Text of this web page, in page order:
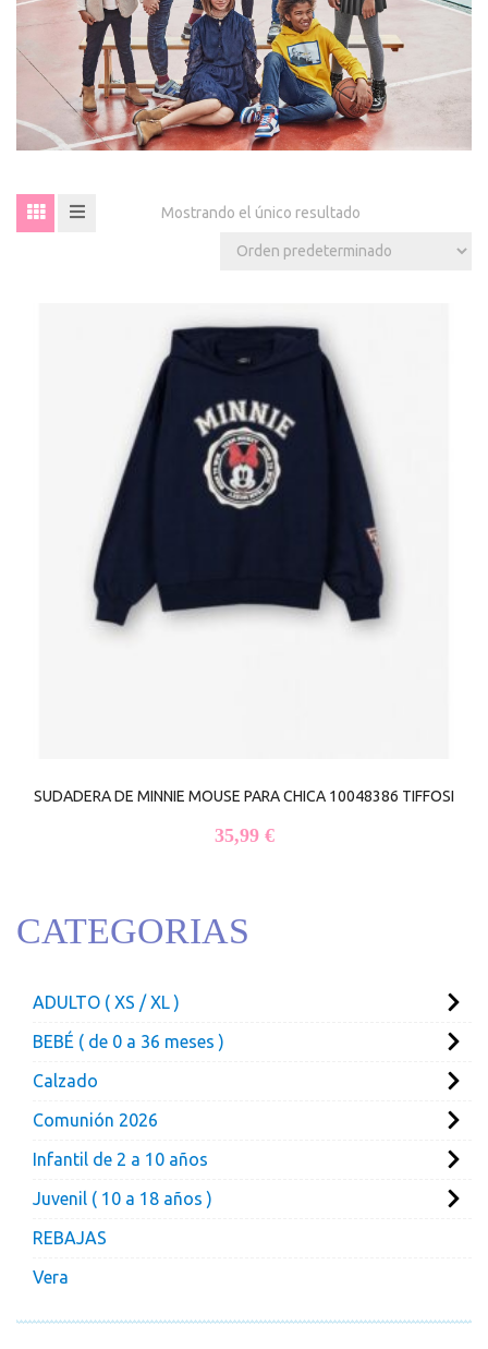
Mostrando el único resultado
SUDADERA DE MINNIE MOUSE PARA CHICA 10048386 TIFFOSI
35,99 €
CATEGORIAS
ADULTO ( XS / XL )
BEBÉ ( de 0 a 36 meses )
Calzado
Comunión 2026
Infantil de 2 a 10 años
Juvenil ( 10 a 18 años )
REBAJAS
Vera